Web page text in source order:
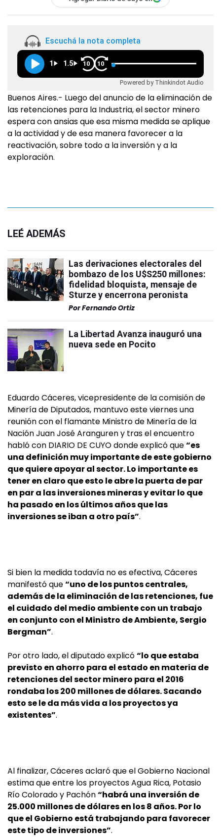
Escuchá la nota completa
1 1.5 10 10
Powered by Thinkindot Audio
Buenos Aires.- Luego del anuncio de la eliminación de
las retenciones para la Industria, el sector minero
espera con ansias que esa misma medida se aplique
a la actividad y de esa manera favorecer a la
reactivación, sobre todo a la inversión y a la
exploración.
LEÉ ADEMÁS
Las derivaciones electorales del
bombazo de los U$S250 millones:
fidelidad bloquista, mensaje de
Sturze y encerrona peronista
PorFernando Ortiz
La Libertad Avanza inauguró una
nueva sede en Pocito
Eduardo Cáceres, vicepresidente de la comisión de
Minería de Diputados, mantuvo este viernes una
reunión con el flamante Ministro de Minería de la
Nación Juan José Aranguren y tras el encuentro
habló con DIARIO DE CUYO donde explicó que“es
una definición muy importante de este gobierno
que quiere apoyar al sector. Lo importante es
tener en claro que esto le abre la puerta de par
en par a las inversiones mineras y evitar lo que
ha pasado en los últimos años que las
inversiones se iban a otro país”.
Si bien la medida todavía no es efectiva, Cáceres
manifestó que“uno de los puntos centrales,
además de la eliminación de las retenciones, fue
el cuidado del medio ambiente con un trabajo
en conjunto con el Ministro de Ambiente, Sergio
Bergman”.
Por otro lado, el diputado explicó“lo que estaba
previsto en ahorro para el estado en materia de
retenciones del sector minero para el 2016
rondaba los 200 millones de dólares. Sacando
esto se le da más vida a los proyectos ya
existentes”.
Al finalizar, Cáceres aclaró que el Gobierno Nacional
estima que entre los proyectos Agua Rica, Potasio
Río Colorado y Pachón“habrá una inversión de
25.000 millones de dólares en los 8 años. Por lo
que el Gobierno está trabajando para favorecer
este tipo de inversiones”.